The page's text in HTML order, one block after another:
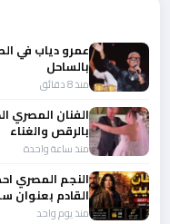
عمرو دياب في
بالساحل
منذ 8 دقائق
الفنان المصري
بالرقص والغناء
منذ ساعة واحدة
النجم المصري
القادم بعنوان
منذ يوم واحد